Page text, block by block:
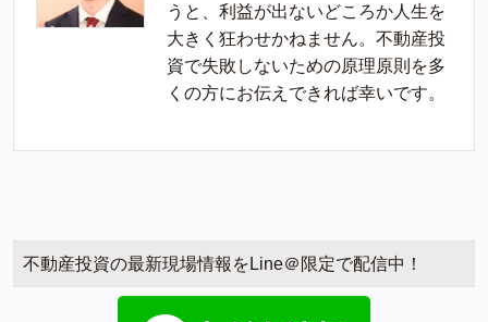
うと、利益が出ないどころか人生を
大きく狂わせかねません。不動産投
資で失敗しないための原理原則を多
くの方にお伝えできれば幸いです。
不動産投資の最新現場情報をLine＠限定で配信中！